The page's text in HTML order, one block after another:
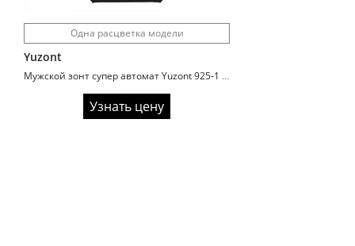
Одна расцветка модели
Yuzont
Мужской зонт супер автомат Yuzont 925-1 складной
Узнать цену